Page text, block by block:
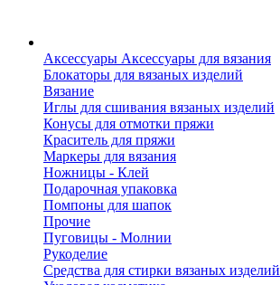
Аксессуары Аксессуары для вязания
Блокаторы для вязаных изделий
Вязание
Иглы для сшивания вязаных изделий
Конусы для отмотки пряжи
Краситель для пряжи
Маркеры для вязания
Ножницы - Клей
Подарочная упаковка
Помпоны для шапок
Прочие
Пуговицы - Молнии
Рукоделие
Средства для стирки вязаных изделий